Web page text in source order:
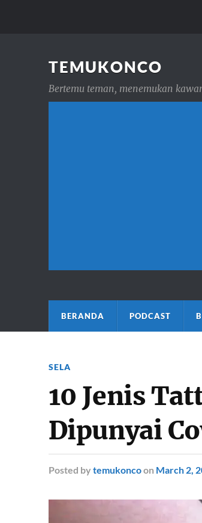
TEMUKONCO
Bertemu teman, menemukan
BERANDA PODCAST
SELA
10 Jenis
Dipunyai
Posted by temukoncoon March 2,